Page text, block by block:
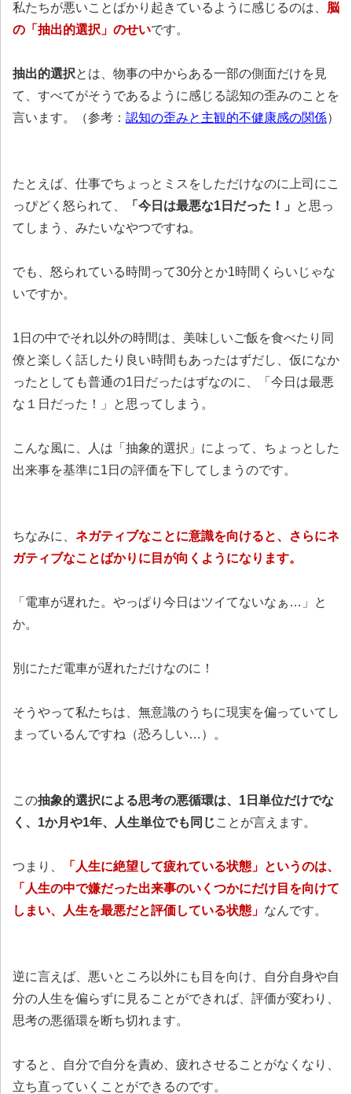
私たちが悪いことばかり起きているように感じるのは、 脳
の「抽出的選択」のせいです。
抽出的選択とは、物事の中からある一部の側面だけを見
て、すべてがそうであるように感じる認知の歪みのことを
言います。（参考： 認知の歪みと主観的不健康感の関係）
たとえば、仕事でちょっとミスをしただけなのに上司にこ
っぴどく怒られて、
「今日は最悪な1日だった！」
と思っ
てしまう、みたいなやつですね。
でも、怒られている時間って30分とか1時間くらいじゃな
いですか。
1日の中でそれ以外の時間は、美味しいご飯を食べたり同
僚と楽しく話したり良い時間もあったはずだし、仮になか
ったとしても普通の1日だったはずなのに、「今日は最悪
な１日だった！」と思ってしまう。
こんな風に、人は「抽象的選択」によって、ちょっとした
出来事を基準に1日の評価を下してしまうのです。
ちなみに、 ネガティブなことに意識を向けると、さらにネ
ガティブなことばかりに目が向くようになります。
「電車が遅れた。やっぱり今日はツイてないなぁ…」と
か。
別にただ電車が遅れただけなのに！
そうやって私たちは、無意識のうちに現実を偏っていてし
まっているんですね（恐ろしい…）。
この抽象的選択による思考の悪循環は、1日単位だけでな
く、1か月や1年、人生単位でも同じことが言えます。
つまり、
「人生に絶望して疲れている状態」というのは、
「人生の中で嫌だった出来事のいくつかにだけ目を向けて
しまい、人生を最悪だと評価している状態」 なんです。
逆に言えば、悪いところ以外にも目を向け、自分自身や自
分の人生を偏らずに見ることができれば、評価が変わり、
思考の悪循環を断ち切れます。
すると、自分で自分を責め、疲れさせることがなくなり、
立ち直っていくことができるのです。